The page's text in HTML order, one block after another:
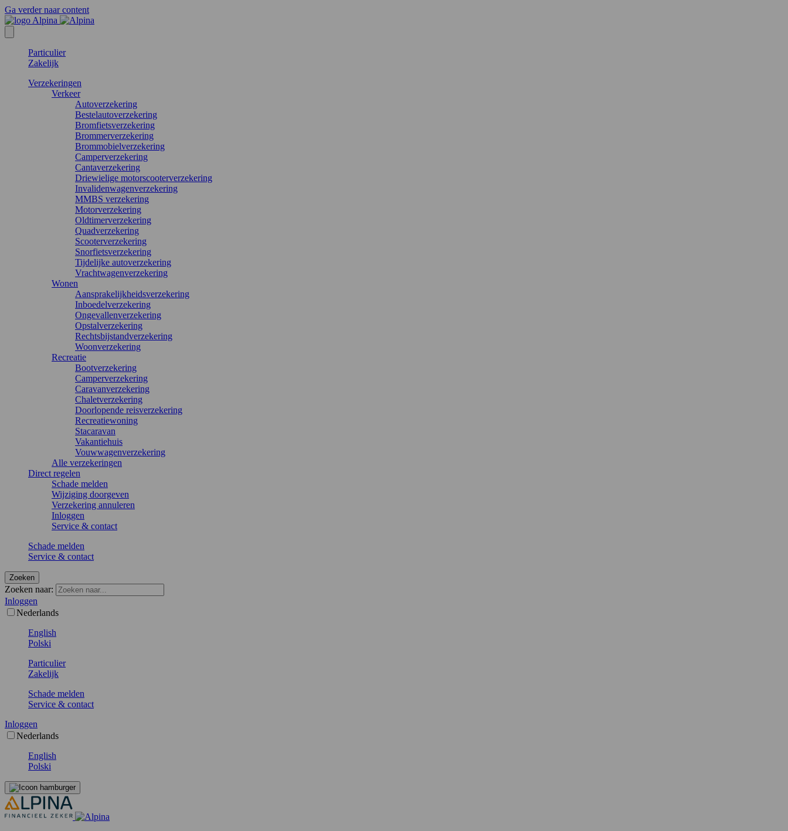
Ga verder naar content
Particulier
Zakelijk
Verzekeringen
Verkeer
Autoverzekering
Bestelautoverzekering
Bromfietsverzekering
Brommerverzekering
Brommobielverzekering
Camperverzekering
Cantaverzekering
Driewielige motorscooterverzekering
Invalidenwagenverzekering
MMBS verzekering
Motorverzekering
Oldtimerverzekering
Quadverzekering
Scooterverzekering
Snorfietsverzekering
Tijdelijke autoverzekering
Vrachtwagenverzekering
Wonen
Aansprakelijkheidsverzekering
Inboedelverzekering
Ongevallenverzekering
Opstalverzekering
Rechtsbijstandverzekering
Woonverzekering
Recreatie
Bootverzekering
Camperverzekering
Caravanverzekering
Chaletverzekering
Doorlopende reisverzekering
Recreatiewoning
Stacaravan
Vakantiehuis
Vouwwagenverzekering
Alle verzekeringen
Direct regelen
Schade melden
Wijziging doorgeven
Verzekering annuleren
Inloggen
Service & contact
Schade melden
Service & contact
Zoeken
Zoeken naar:
Inloggen
Nederlands
English
Polski
Particulier
Zakelijk
Schade melden
Service & contact
Inloggen
Nederlands
English
Polski